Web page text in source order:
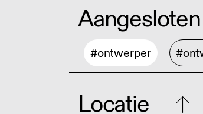
#ontwerper
Locatie